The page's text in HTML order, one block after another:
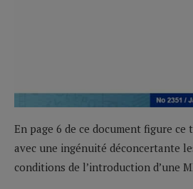
En page 6 de ce document figure
avec une ingénuité déconcertante
conditions de l’introduction d’une